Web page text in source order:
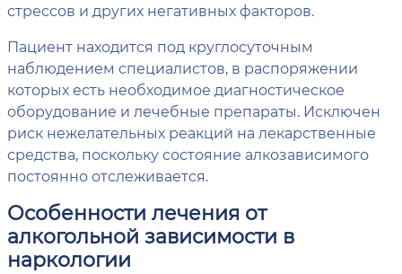
стрессов и других негативных факторов.
Пациент находится под круглосуточным
наблюдением специалистов, в распоряжении
которых есть необходимое диагностическое
оборудование и лечебные препараты. Исключен
риск нежелательных реакций на лекарственные
средства, поскольку состояние алкозависимого
постоянно отслеживается.
Особенности лечения от
алкогольной зависимости в
наркологии